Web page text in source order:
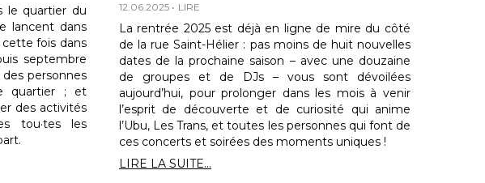
le quartier du
lancent dans
fois dans
septembre
personnes
quartier ; et
des activités
tou·tes les
12.06.2025 LIRE
La rentrée 2025 est déjà en ligne de mire du côté
de la rue Saint-Hélier : pas moins de huit nouvelles
dates de la prochaine saison – avec une douzaine
de groupes et de DJs – vous sont dévoilées
aujourd’hui, pour prolonger dans les mois à venir
l’esprit de découverte et de curiosité qui anime
l’Ubu, Les Trans, et toutes les personnes qui font de
ces concerts et soirées des moments uniques !
LIRE LA SUITE...